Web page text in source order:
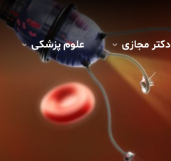
دکتر مجازی علوم پزشکی